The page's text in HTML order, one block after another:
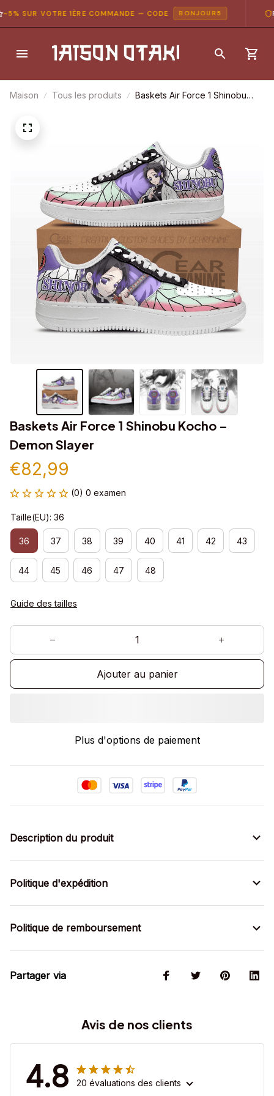
SUR VOTRE 1ÈRE COMMANDE — CODE BONJOUR5
Maison Tous les produits
Baskets Air Force 1 Shinobu
Baskets Air Force 1 Shinobu Kocho –
Demon Slayer
€82,99
(0) 0 examen
Taille(EU): 36
36 37 38 39 40 41 42 43
44 45 46 47 48
Guide des tailles
Ajouter au panier
Plus d'options de paiement
Description du produit
Politique d'expédition
Politique de remboursement
Partager via
Avis de nos clients
4.8 20 évaluations des clients